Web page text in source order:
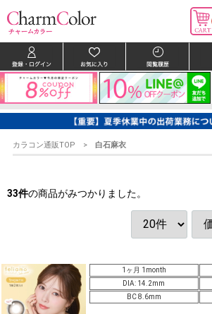
カラコン通販TOP 白石麻衣
33件の商品がみつかりました。
1ヶ月 1month
DIA: 14.2mm
BC 8.6mm